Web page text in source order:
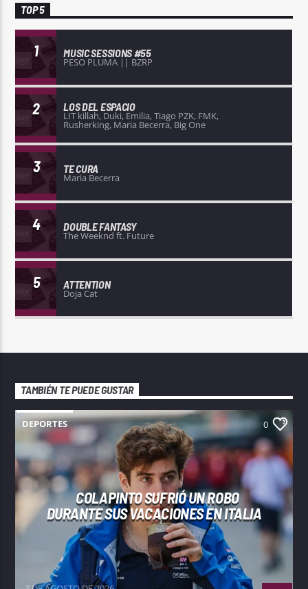
TOP 5
1 MUSIC SESSIONS #55
PESO PLUMA || BZRP
2 LOS DEL ESPACIO
LIT killah, Duki, Emilia, Tiago PZK, FMK,
Rusherking, Maria Becerra, Big One
3 TE CURA
Maria Becerra
4 DOUBLE FANTASY
The Weeknd ft. Future
5 ATTENTION
Doja Cat
TAMBIÉN TE PUEDE GUSTAR
DEPORTES 0
COLAPINTO SUFRIÓ UN ROBO
DURANTE SUS VACACIONES EN ITALIA